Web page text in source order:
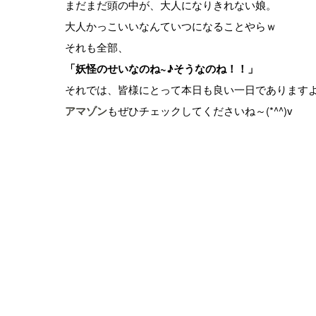
まだまだ頭の中が、大人になりきれない娘。
大人かっこいいなんていつになることやらｗ
それも全部、
「妖怪のせいなのね~♪そうなのね！！」
それでは、皆様にとって本日も良い一日であります
アマゾンもぜひチェックしてくださいね～(*^^)v